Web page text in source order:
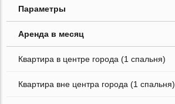
Параметры
Аренда в месяц
Квартира в центре города (1 спальня)
Квартира вне центра города (1 спальня)